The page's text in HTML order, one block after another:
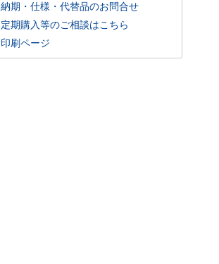
納期・仕様・代替品のお問合せ
定期購入等のご相談はこちら
印刷ページ